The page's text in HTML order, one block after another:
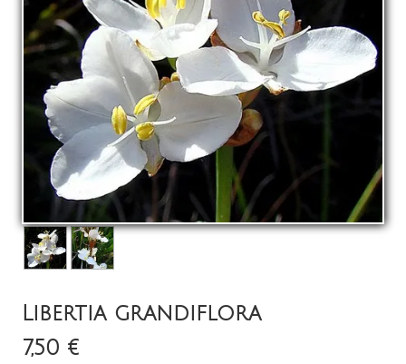
Avis
Contact
0
Libertia grandiflora
7,50 €